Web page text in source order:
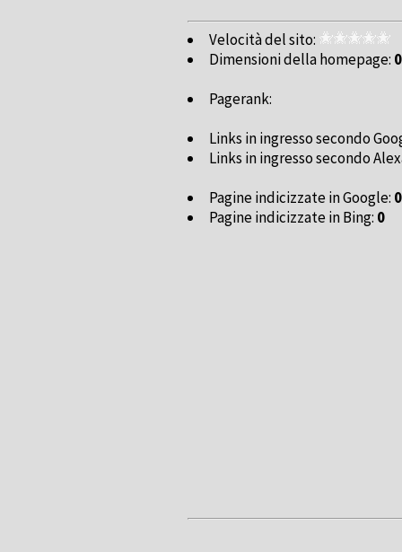
Velocità del sito:
Dimensioni della homepage: 0
Pagerank:
Links in ingresso secondo
Links in ingresso secondo
Pagine indicizzate in Google: 0
Pagine indicizzate in Bing: 0